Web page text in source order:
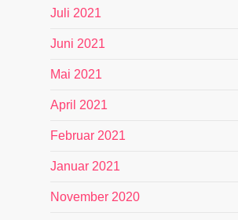
Juli 2021
Juni 2021
Mai 2021
April 2021
Februar 2021
Januar 2021
November 2020